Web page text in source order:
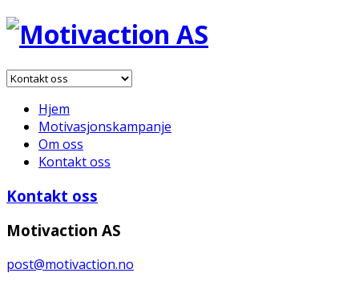
Hjem
Motivasjonskampanje
Om oss
Kontakt oss
Kontakt oss
Motivaction AS
post@motivaction.no